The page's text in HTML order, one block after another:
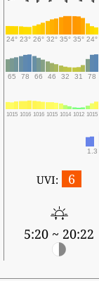
24° 23° 26° 32° 35° 35° 24°
65 78 66 46 32 31 78
1015 1016 1016 1015 1014 1012 1015
1.3
UVI: 6
5:20 ~ 20:22